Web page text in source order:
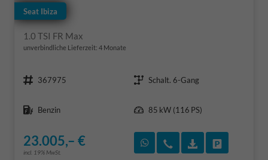
Seat Ibiza
1.0 TSI FR Max
unverbindliche Lieferzeit: 4 Monate
367975
Schalt. 6-Gang
Benzin
85 kW (116 PS)
23.005,– €
incl. 19% MwSt.
Rückruf vereinbaren
Wir rufen Sie an